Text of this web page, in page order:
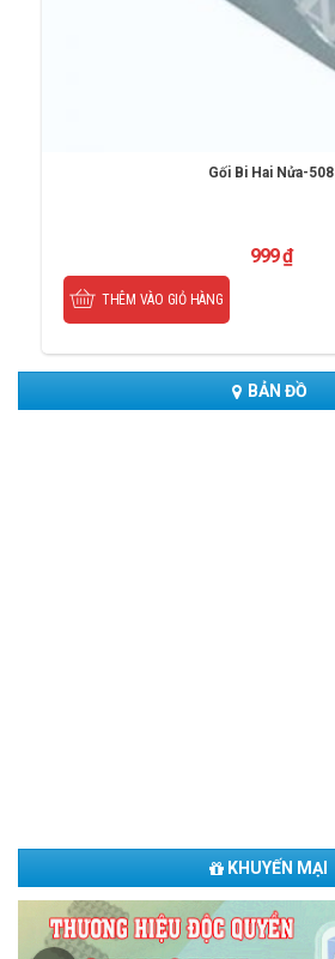
Gối Bi Hai Nửa-508
999₫
THÊM VÀO GIỎ HÀNG
BẢN ĐỒ
KHUYẾN MẠI